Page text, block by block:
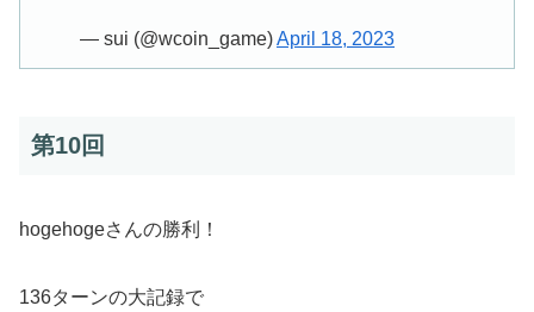
— sui (@wcoin_game)April 18, 2023
第10回
hogehogeさんの勝利！
136ターンの大記録で